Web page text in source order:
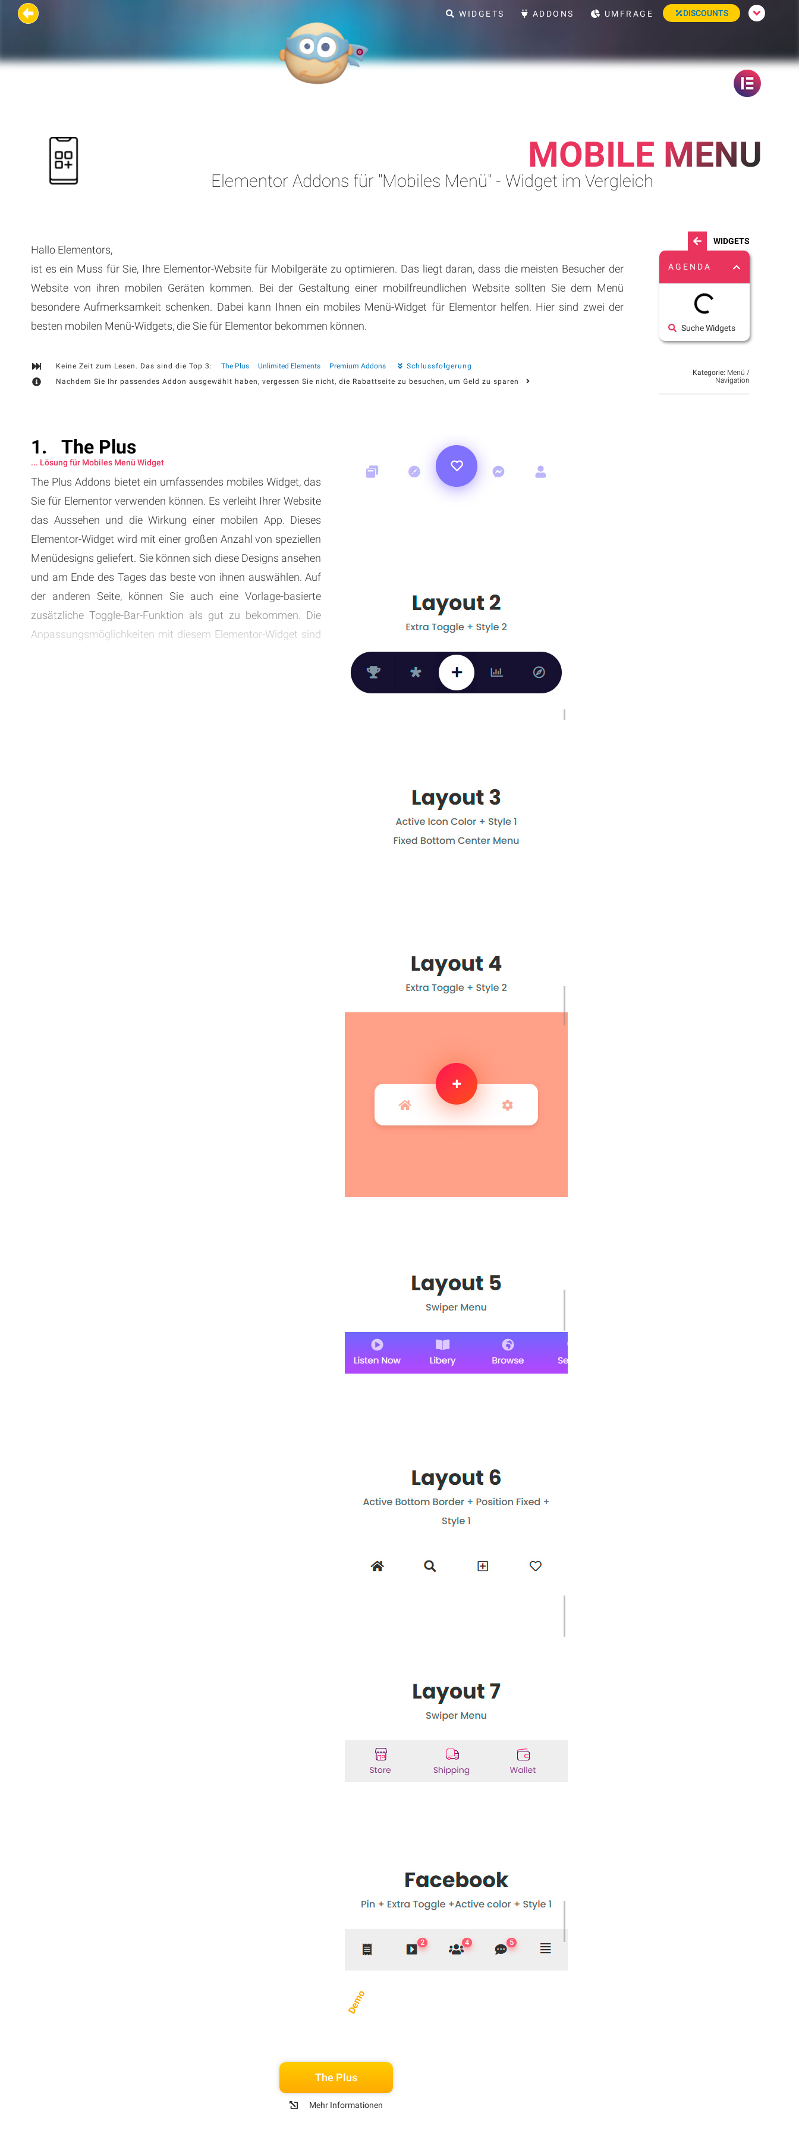
WIDGETS ADDONS UMFRAGE DISCOUNTS
MOBILE MENU
Elementor Addons für "Mobiles Menü" - Widget im Vergleich
Hallo Elementors,
ist es ein Muss für Sie, Ihre Elementor-Website für Mobilgeräte zu optimieren. Das liegt daran, dass die meisten Besucher der
Website von ihren mobilen Geräten kommen. Bei der Gestaltung einer mobilfreundlichen Website sollten Sie dem Menü
besondere Aufmerksamkeit schenken. Dabei kann Ihnen ein mobiles Menü-Widget für Elementor helfen. Hier sind zwei der
besten mobilen Menü-Widgets, die Sie für Elementor bekommen können.
Keine Zeit zum Lesen. Das sind die Top 3: The Plus Unlimited Elements Premium Addons
Schlussfolgerung
Nachdem Sie Ihr passendes Addon ausgewählt haben, vergessen Sie nicht, die Rabattseite zu besuchen, um Geld zu sparen
The Plus
... Lösung für Mobiles Menü Widget
The Plus Addons bietet ein umfassendes mobiles Widget, das
Sie für Elementor verwenden können. Es verleiht Ihrer Website
das Aussehen und die Wirkung einer mobilen App. Dieses
Elementor-Widget wird mit einer großen Anzahl von speziellen
Menüdesigns geliefert. Sie können sich diese Designs ansehen
und am Ende des Tages das beste von ihnen auswählen. Auf
der anderen Seite, können Sie auch eine Vorlage-basierte
zusätzliche Toggle-Bar-Funktion als gut zu bekommen. Die
Anpassungsmöglichkeiten mit diesem Elementor-Widget sind
Demo
The Plus
Mehr Informationen
WIDGETS
AGENDA
Suche Widgets
Kategorie: Menü /
Navigation